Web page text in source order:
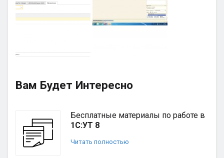
Вам Будет Интересно
Бесплатные материалы по работе в
1С:УТ 8
Читать полностью